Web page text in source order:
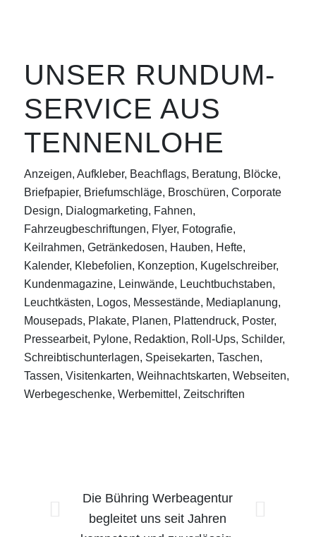
UNSER RUNDUM-
SERVICE AUS
TENNENLOHE
Anzeigen, Aufkleber, Beachflags, Beratung, Blöcke,
Briefpapier, Briefumschläge, Broschüren, Corporate
Design, Dialogmarketing, Fahnen,
Fahrzeugbeschriftungen, Flyer, Fotografie,
Keilrahmen, Getränkedosen, Hauben, Hefte,
Kalender, Klebefolien, Konzeption, Kugelschreiber,
Kundenmagazine, Leinwände, Leuchtbuchstaben,
Leuchtkästen, Logos, Messestände, Mediaplanung,
Mousepads, Plakate, Planen, Plattendruck, Poster,
Pressearbeit, Pylone, Redaktion, Roll-Ups, Schilder,
Schreibtischunterlagen, Speisekarten, Taschen,
Tassen, Visitenkarten, Weihnachtskarten, Webseiten,
Werbegeschenke, Werbemittel, Zeitschriften
Die Bühring Werbeagentur
begleitet uns seit Jahren
Weiter